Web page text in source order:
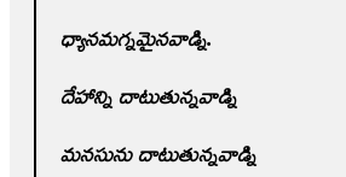
ధ్యానమగ్నమైనవాడ్ని.
దేహాన్ని దాటుతున్నవాడ్ని
మనసును దాటుతున్నవాడ్ని